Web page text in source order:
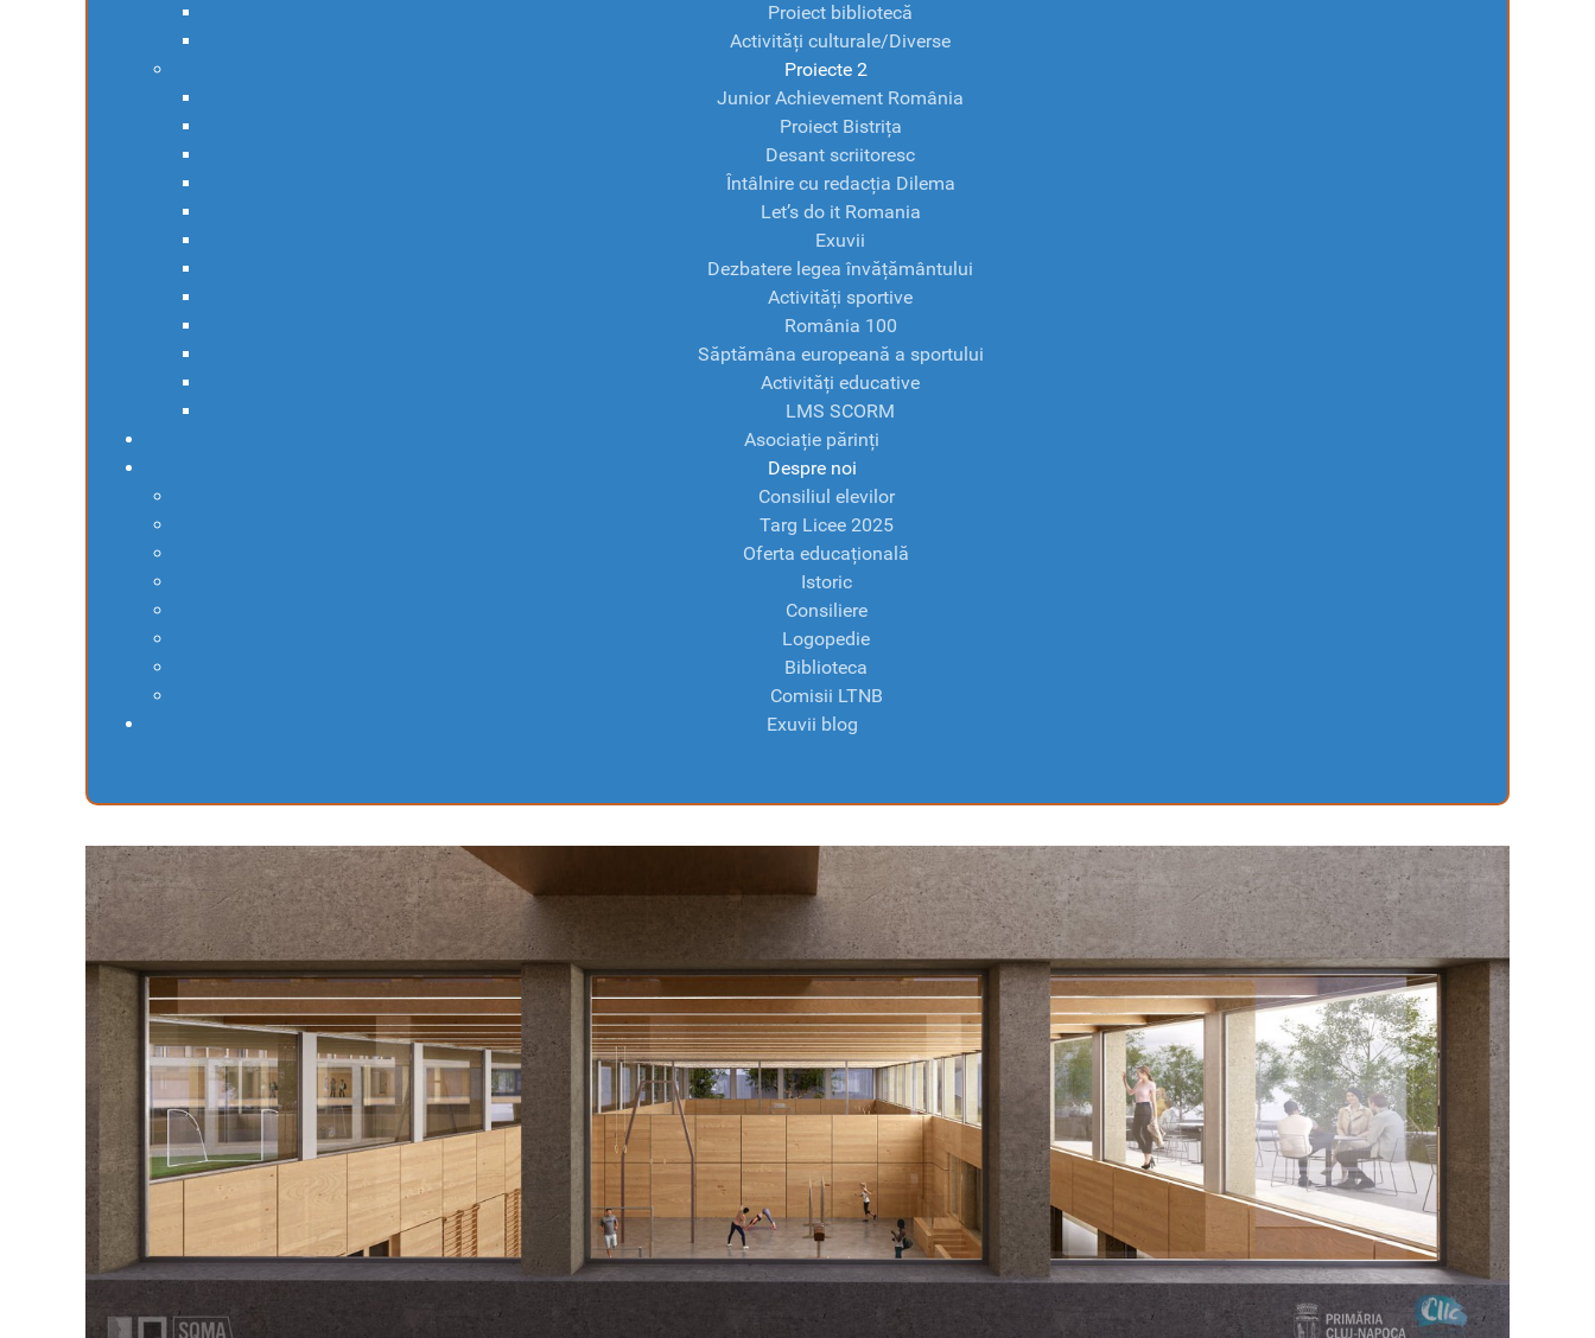
Proiect bibliotecă
Activități culturale/Diverse
Proiecte 2
Junior Achievement România
Proiect Bistrița
Desant scriitoresc
Întâlnire cu redacția Dilema
Let’s do it Romania
Exuvii
Dezbatere legea învățământului
Activități sportive
România 100
Săptămâna europeană a sportului
Activități educative
LMS SCORM
Asociație părinți
Despre noi
Consiliul elevilor
Targ Licee 2025
Oferta educațională
Istoric
Consiliere
Logopedie
Biblioteca
Comisii LTNB
Exuvii blog